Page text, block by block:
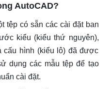
AutoCAD?
tệp có sẵn các cài đặt ban
kiểu (kiểu thứ nguyên),
cấu hình (kiểu lô) đã được
dụng các mẫu tệp để tạo
cài đặt.